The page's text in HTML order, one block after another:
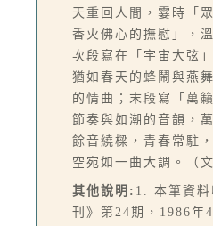
天重回人間，霎時「
香火佛心的撫慰」，
次段寫在「宇宙大弦
猶如春天的蜂鬧與燕
的情曲；末段寫「萬
節奏與如潮的音韻，
餘音繞樑，青春常駐
空宛如一曲大調。（
其他說明: 1. 本筆資料
刊》第24期，1986年